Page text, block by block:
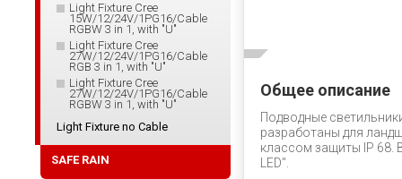
Общее описание
Подводные
разработаны для
классом защиты IP 68.
LED".
Light Fixture Cree
15W/12/24V/1PG16/Cable
RGBW 3 in 1, with "U"
Light Fixture Cree
27W/12/24V/1PG16/Cable
RGB 3 in 1, with "U"
Light Fixture Cree
27W/12/24V/1PG16/Cable
RGBW 3 in 1, with "U"
Light Fixture no Cable
SAFE RAIN